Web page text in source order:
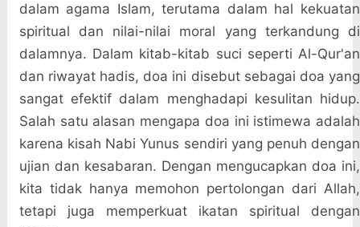
dalam agama Islam, terutama dalam hal kekuatan
spiritual dan nilai-nilai moral yang terkandung di
dalamnya. Dalam kitab-kitab suci seperti Al-Qur'an
dan riwayat hadis, doa ini disebut sebagai doa yang
sangat efektif dalam menghadapi kesulitan hidup.
Salah satu alasan mengapa doa ini istimewa adalah
karena kisah Nabi Yunus sendiri yang penuh dengan
ujian dan kesabaran. Dengan mengucapkan doa ini,
kita tidak hanya memohon pertolongan dari Allah,
tetapi juga memperkuat ikatan spiritual dengan